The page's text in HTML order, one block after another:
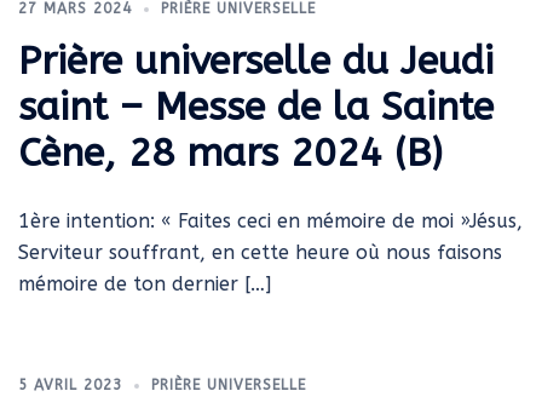
27 MARS 2024 PRIÈRE UNIVERSELLE
Prière universelle du Jeudi
saint – Messe de la Sainte
Cène, 28 mars 2024 (B)
1ère intention: « Faites ceci en mémoire de moi »Jésus,
Serviteur souffrant, en cette heure où nous faisons
mémoire de ton dernier […]
5 AVRIL 2023 PRIÈRE UNIVERSELLE